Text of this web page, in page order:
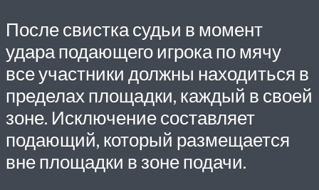
После свистка судьи в момент
удара подающего игрока по мячу
все участники должны находиться в
пределах площадки, каждый в своей
зоне. Исключение составляет
подающий, который размещается
вне площадки в зоне подачи.